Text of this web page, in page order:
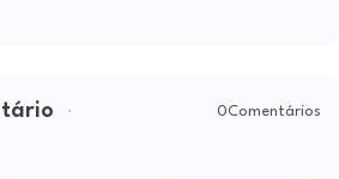
0Comentários